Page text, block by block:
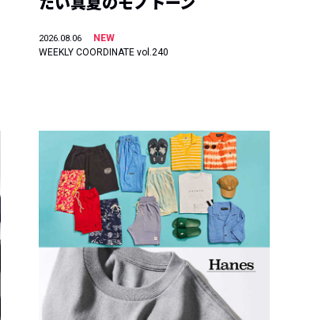
2026.08.06
NEW
WEEKLY COORDINATE vol.240